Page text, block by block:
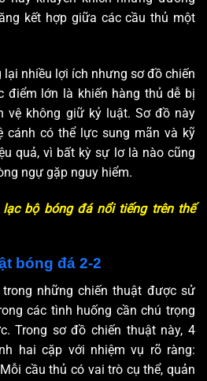
kết hợp giữa các cầu thủ một
lại nhiều lợi ích nhưng sơ đồ chiến
điểm lớn là khiến hàng thủ dễ bị
vệ không giữ kỷ luật. Sơ đồ này
cánh có thể lực sung mãn và kỹ
quả, vì bất kỳ sự lơ là nào cũng
ngự gặp nguy hiểm.
lạc bộ bóng đá nổi tiếng trên thế
bóng đá 2-2
những chiến thuật được sử
các tình huống cần chú trọng
Trong sơ đồ chiến thuật này, 4
hai cặp với nhiệm vụ rõ ràng:
cầu thủ có vai trò cụ thể, quản